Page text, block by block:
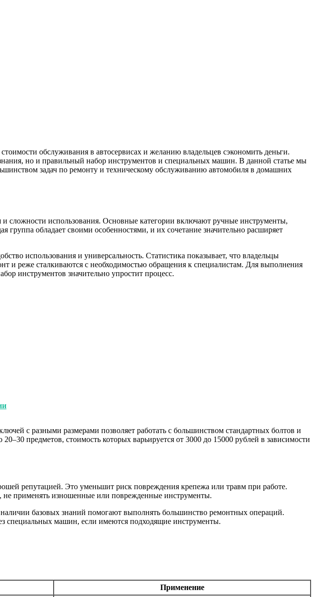
обслуживания в автосервисах и желанию владельцев сэкономить деньги.
но и правильный набор инструментов и специальных машин. В данной статье мы
задач по ремонту и техническому обслуживанию автомобиля в домашних
и сложности использования. Основные категории включают ручные инструменты,
обладает своими особенностями, и их сочетание значительно расширяет
использования и универсальность. Статистика показывает, что владельцы
и реже сталкиваются с необходимостью обращения к специалистам. Для выполнения
инструментов значительно упростит процесс.
с разными размерами позволяет работать с большинством стандартных болтов и
предметов, стоимость которых варьируется от 3000 до 15000 рублей в зависимости
репутацией. Это уменьшит риск повреждения крепежа или травм при работе.
не применять изношенные или поврежденные инструменты.
базовых знаний помогают выполнять большинство ремонтных операций.
специальных машин, если имеются подходящие инструменты.
Применение